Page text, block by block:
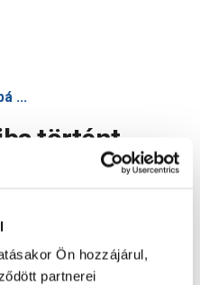
Ön hozzájárul,
partnerei
...
történt